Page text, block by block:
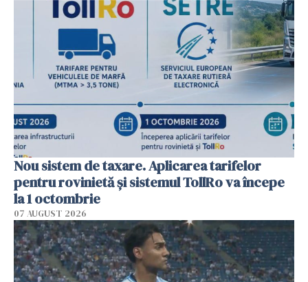
Nou sistem de taxare. Aplicarea tarifelor
pentru rovinietă şi sistemul TollRo va începe
la 1 octombrie
07 AUGUST 2026